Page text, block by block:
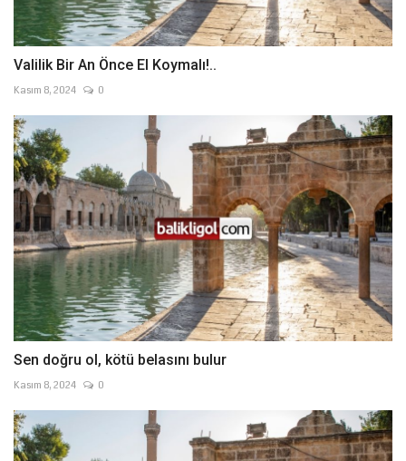
Valilik Bir An Önce El Koymalı!..
Kasım 8, 2024 0
Sen doğru ol, kötü belasını bulur
Kasım 8, 2024 0